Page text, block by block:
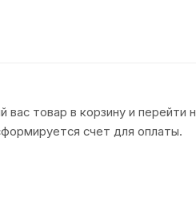
товар в корзину и
счет для оплаты.